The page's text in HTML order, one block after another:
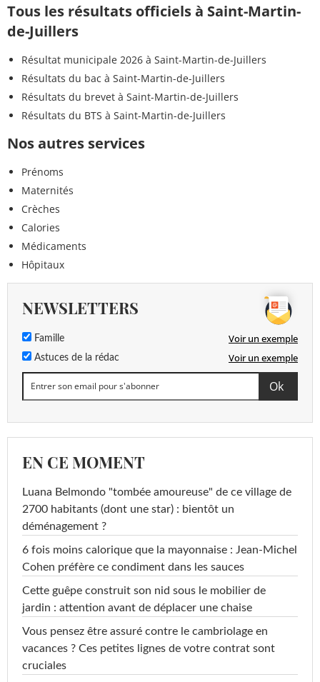
Tous les résultats officiels à Saint-Martin-
de-Juillers
Résultat municipale 2026 à Saint-Martin-de-Juillers
Résultats du bac à Saint-Martin-de-Juillers
Résultats du brevet à Saint-Martin-de-Juillers
Résultats du BTS à Saint-Martin-de-Juillers
Nos autres services
Prénoms
Maternités
Crèches
Calories
Médicaments
Hôpitaux
NEWSLETTERS
Famille Voir un exemple
Astuces de la rédac Voir un exemple
EN CE MOMENT
Luana Belmondo "tombée amoureuse" de ce village de
2700 habitants (dont une star) : bientôt un
déménagement ?
6 fois moins calorique que la mayonnaise : Jean-Michel
Cohen préfère ce condiment dans les sauces
Cette guêpe construit son nid sous le mobilier de
jardin : attention avant de déplacer une chaise
Vous pensez être assuré contre le cambriolage en
vacances ? Ces petites lignes de votre contrat sont
cruciales